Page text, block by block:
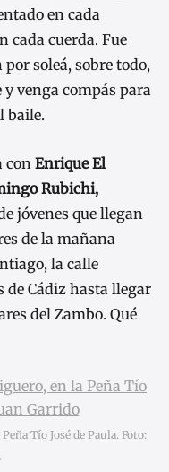
en cada
cada cuerda. Fue
soleá, sobre todo,
venga compás para
baile.
con Enrique El
Rubichi,
jóvenes que llegan
de la mañana
la calle
de Cádiz hasta llegar
del Zambo. Qué
Tío José de Paula. Foto: